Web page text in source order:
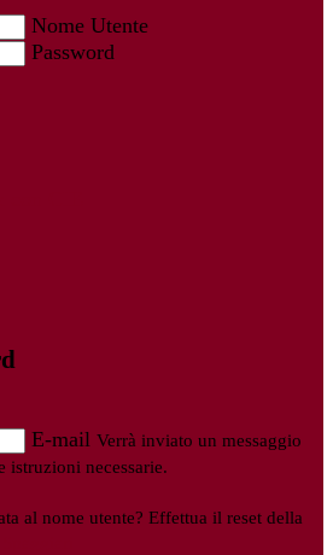
Nome Utente
Password
E-mail Verrà inviato un messaggio
necessarie.
al nome utente? Effettua il reset della